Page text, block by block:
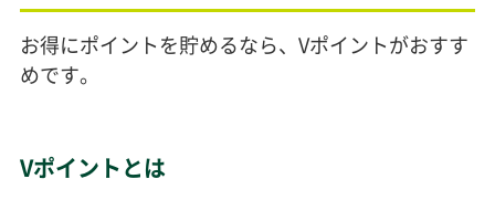
お得にポイントを貯めるなら、Vポイントがおすす
めです。
Vポイントとは